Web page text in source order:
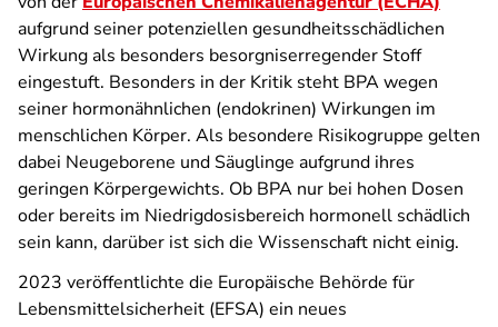
aufgrund seiner potenziellen gesundheitsschädlichen
Wirkung als besonders besorgniserregender Stoff
eingestuft. Besonders in der Kritik steht BPA wegen
seiner hormonähnlichen (endokrinen) Wirkungen im
menschlichen Körper. Als besondere Risikogruppe gelten
dabei Neugeborene und Säuglinge aufgrund ihres
geringen Körpergewichts. Ob BPA nur bei hohen Dosen
oder bereits im Niedrigdosisbereich hormonell schädlich
sein kann, darüber ist sich die Wissenschaft nicht einig.
2023 veröffentlichte die Europäische Behörde für
Lebensmittelsicherheit (EFSA) ein neues